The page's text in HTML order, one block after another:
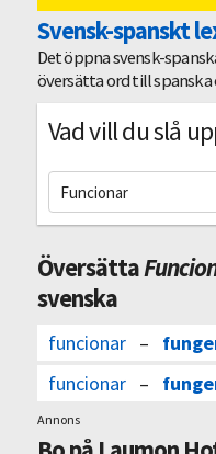
Svensk-spanskt
Det öppna svensk-
översätta ord till spanska
Vad vill du slå
Översätta
svenska
funcionar–
funcionar–
Annons